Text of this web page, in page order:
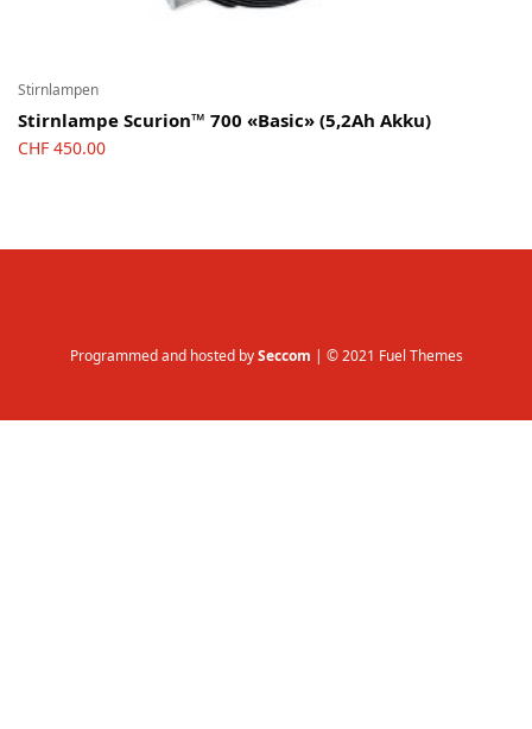
Stirnlampen
Stirnlampe Scurion™ 700 «Basic» (5,2Ah Akku)
CHF 450.00
Programmed and hosted bySeccom | © 2021 Fuel Themes